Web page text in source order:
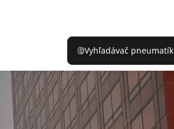
Vyhľadávač pneumatík